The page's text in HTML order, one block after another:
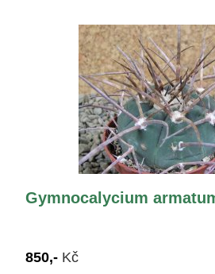
Gymnocalycium
850,- Kč